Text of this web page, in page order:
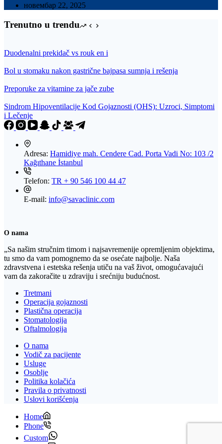
новембар 22, 2025
Trenutno u trendu
Duodenalni prekidač vs rouk en i
Bol u stomaku nakon gastrične bajpasa sumnja i rešenja
Preporuke za vitamine za jače zube
Sindrom Hipoventilacije Kod Gojaznosti (OHS): Uzroci, Simptomi
i Lečenje
Adresa: Hamidiye mah. Cendere Cad. Porta Vadi No: 103 /2
Kağıthane İstanbul
Telefon: TR + 90 546 100 44 47
E-mail: info@savaclinic.com
O nama
„Sa našim stručnim timom i najsavremenije opremljenim objektima,
tu smo da vam pomognemo da se osećate najbolje. Naša
zdravstvena i estetska rešenja utiču na vaš život, omogućavajući
vam da zakoračite u zdraviju i srećniju budućnost.
Tretmani
Operacija gojaznosti
Plastična operacija
Stomatologija
Oftalmologija
O nama
Vodič za pacijente
Usluge
Osoblje
Politika kolačića
Pravila o privatnosti
Uslovi korišćenja
Home
Phone
Custom